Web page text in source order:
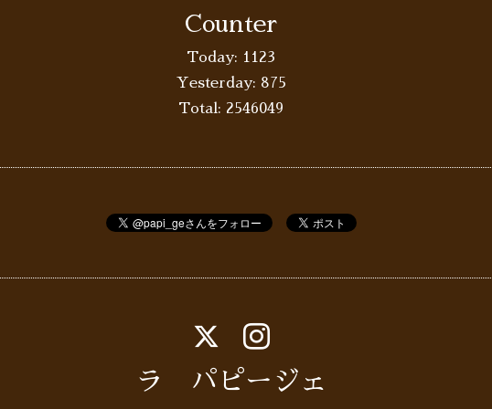
Counter
Today: 1123
Yesterday: 875
Total: 2546049
ラ パピージェ